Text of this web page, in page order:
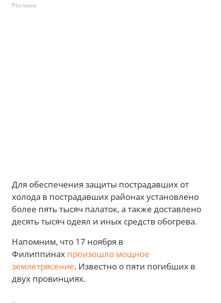
Реклама
Для обеспечения защиты пострадавших от
холода в пострадавших районах установлено
более пять тысяч палаток, а также доставлено
десять тысяч одеял и иных средств обогрева.
Напомним, что 17 ноября в
Филиппинах произошло мощное
землетрясение. Известно о пяти погибших в
двух провинциях.